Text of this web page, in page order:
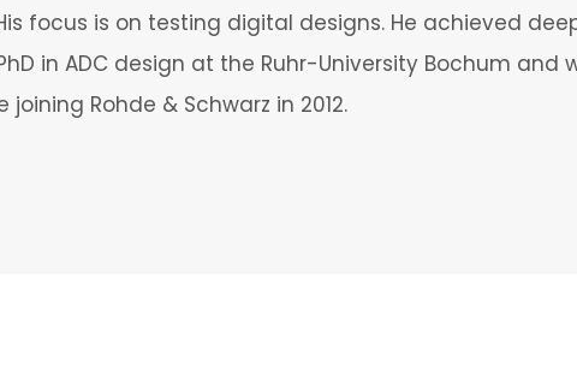
focus is on testing digital designs. He achieved
in ADC design at the Ruhr-University Bochum
Rohde & Schwarz in 2012.